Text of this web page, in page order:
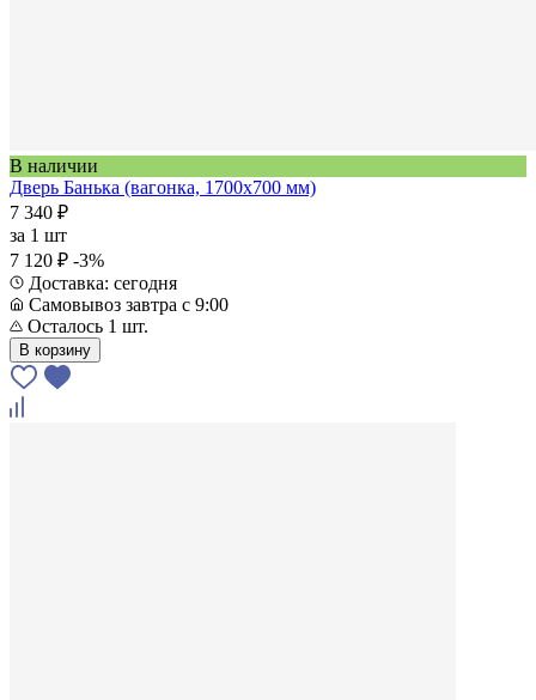
В наличии
Дверь Банька (вагонка, 1700х700 мм)
7 340 ₽
за 1 шт
7 120 ₽ -3%
Доставка: сегодня
Самовывоз завтра с 9:00
Осталось 1 шт.
В корзину